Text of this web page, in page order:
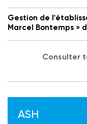
Gestion de
Marcel Bontemps »
Consulter
ASH